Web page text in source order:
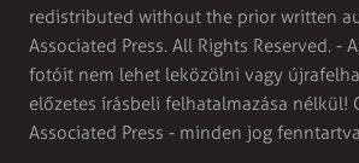
redistributed without the prior written
Associated Press. All Rights Reserved. -
fotóit nem lehet leközölni vagy
előzetes írásbeli felhatalmazása nélkül!
Associated Press - minden jog